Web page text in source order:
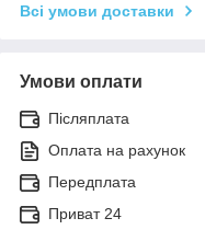
Всі умови доставки
Умови оплати
Післяплата
Оплата на рахунок
Передплата
Приват 24